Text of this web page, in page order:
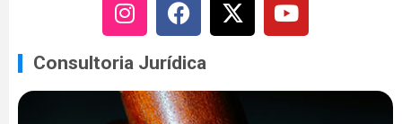
Consultoria Jurídica